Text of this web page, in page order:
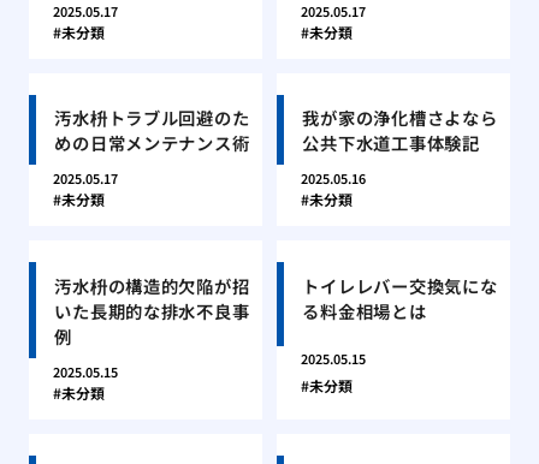
2025.05.17
未分類
2025.05.17
未分類
汚水枡トラブル回避のた
めの日常メンテナンス術
2025.05.17
未分類
我が家の浄化槽さよなら
公共下水道工事体験記
2025.05.16
未分類
汚水枡の構造的欠陥が招
いた長期的な排水不良事
例
2025.05.15
未分類
トイレレバー交換気にな
る料金相場とは
2025.05.15
未分類